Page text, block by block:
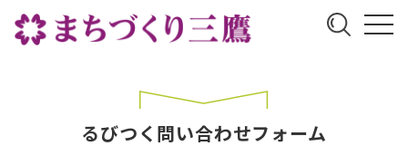
るびつく問い合わせフォーム